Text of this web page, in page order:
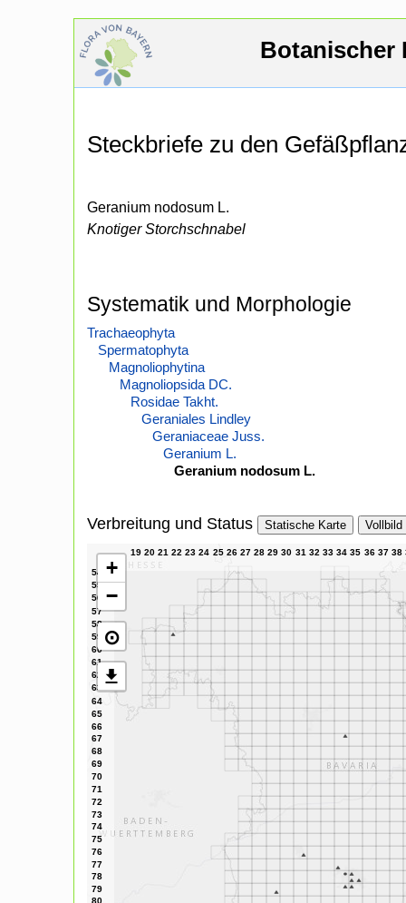
Botanischer
Steckbriefe zu den
Geranium nodosum L.
Knotiger Storchschnabel
Systematik und Morphologie
Trachaeophyta
Spermatophyta
Magnoliophytina
Magnoliopsida DC.
Rosidae Takht.
Geraniales Lindley
Geraniaceae Juss.
Geranium L.
Geranium nodosum L.
Verbreitung und Status Statische Karte Vollbild
+
−
⊙